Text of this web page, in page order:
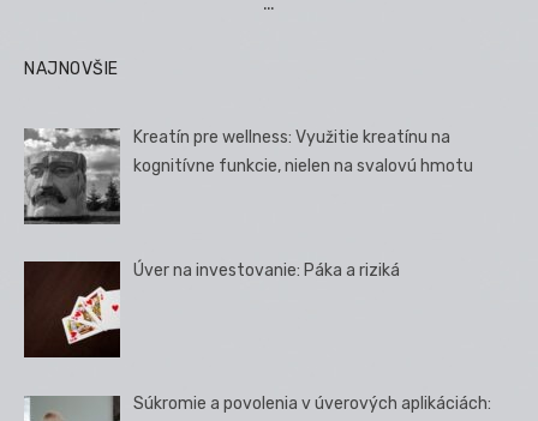
NAJNOVŠIE
Kreatín pre wellness: Využitie kreatínu na
kognitívne funkcie, nielen na svalovú hmotu
Úver na investovanie: Páka a riziká
Súkromie a povolenia v úverových aplikáciách: